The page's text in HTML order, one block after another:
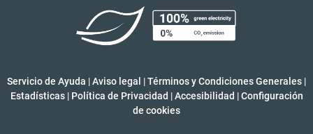
Servicio de Ayuda |Aviso legal |Términos y Condiciones Generales |
Estadísticas | Política de Privacidad | Accesibilidad | Configuración
de cookies